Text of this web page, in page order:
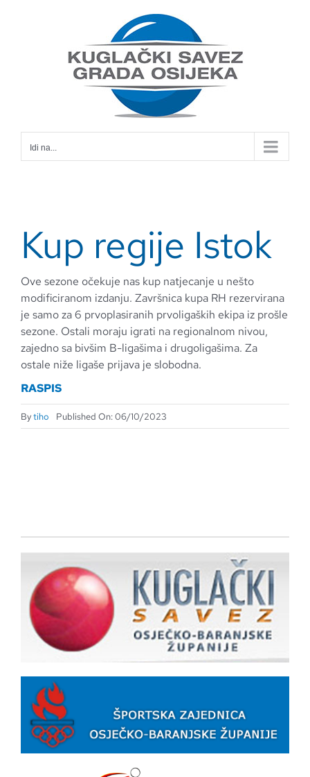
Idi na...
Kup regije Istok
Ove sezone očekuje nas kup natjecanje u nešto
modificiranom izdanju. Završnica kupa RH rezervirana
je samo za 6 prvoplasiranih prvoligaških ekipa iz prošle
sezone. Ostali moraju igrati na regionalnom nivou,
zajedno sa bivšim B-ligašima i drugoligašima. Za
ostale niže ligaše prijava je slobodna.
RASPIS
Bytiho Published On: 06/10/2023